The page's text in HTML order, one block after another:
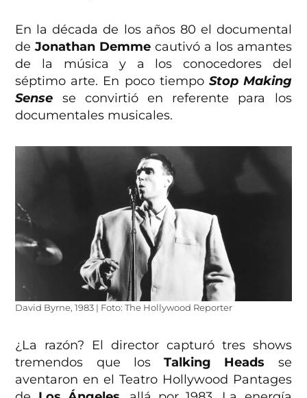
En la década de los años 80 el documental
deJonathan Demme cautivó a los amantes
de la música y a los conocedores del
séptimo arte. En poco tiempo Stop Making
Sense se convirtió en referente para los
documentales musicales.
David Byrne, 1983 | Foto: The Hollywood Reporter
¿La razón? El director capturó tres shows
tremendos que losTalking Heads se
aventaron en el Teatro Hollywood Pantages